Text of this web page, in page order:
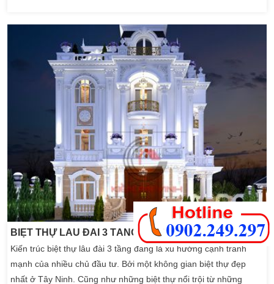
khỏe khoắn. Các nét tinh tế, căn biệt thự 3 tầng dù chỉ sở hữu
mặt tiền rộng […]
BIỆT THỰ LÂU ĐÀI 3 TẦNG ĐẸP Ở TÂY NINH
Kiến trúc biệt thự lâu đài 3 tầng đang là xu hướng cạnh tranh
mạnh của nhiều chủ đầu tư. Bởi một không gian biệt thự đẹp
nhất ở Tây Ninh. Cũng như những biệt thự nổi trội từ những